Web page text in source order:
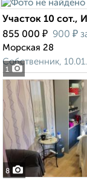
1
Участок 10 сот.,
855 000 ₽ 900 ₽
Морская 28
Собственник,
8